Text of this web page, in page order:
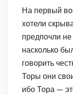
На первый
хотели
предпочли не
насколько
говорить
Торы они
ибо Тора —